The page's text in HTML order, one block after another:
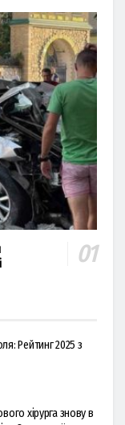
Рейтинг 2025 з
хірурга знову в